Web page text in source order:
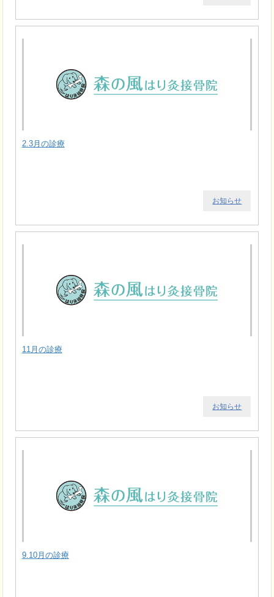
2.3月の診療
お知らせ
11月の診療
お知らせ
9.10月の診療